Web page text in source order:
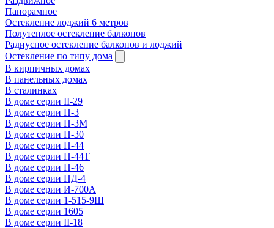
Панорамное
Остекление лоджий 6 метров
Полутеплое остекление балконов
Радиусное остекление балконов и лоджий
Остекление по типу дома
В кирпичных домах
В панельных домах
В сталинках
В доме серии II-29
В доме серии П-3
В доме серии П-3М
В доме серии П-30
В доме серии П-44
В доме серии П-44Т
В доме серии П-46
В доме серии ПД-4
В доме серии И-700А
В доме серии 1-515-9Ш
В доме серии 1605
В доме серии II-18